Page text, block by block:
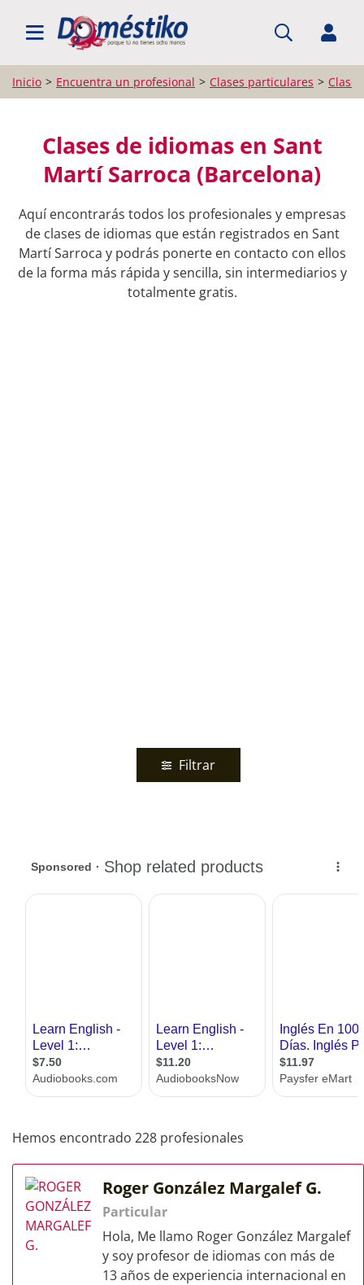
BUSCAR PROFESIONALES
Inicio Encuentra un profesional Clases particulares
Clases de idiomas en Sant
Martí Sarroca (Barcelona)
Aquí encontrarás todos los profesionales y empresas
de clases de idiomas que están registrados en Sant
Martí Sarroca y podrás ponerte en contacto con ellos
de la forma más rápida y sencilla, sin intermediarios y
totalmente gratis.
Filtrar
Hemos encontrado 228 profesionales
Roger González Margalef G.
Particular
Hola, Me llamo Roger González Margalef
y soy profesor de idiomas con más de
13 años de experiencia internacional en